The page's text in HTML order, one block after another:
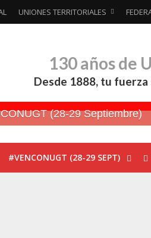
UNIONES TERRITORIALES
130 años de
Desde 1888, tu fuerza
(28-29 Septiembre)
#VENCONUGT (28-29 SEPT)